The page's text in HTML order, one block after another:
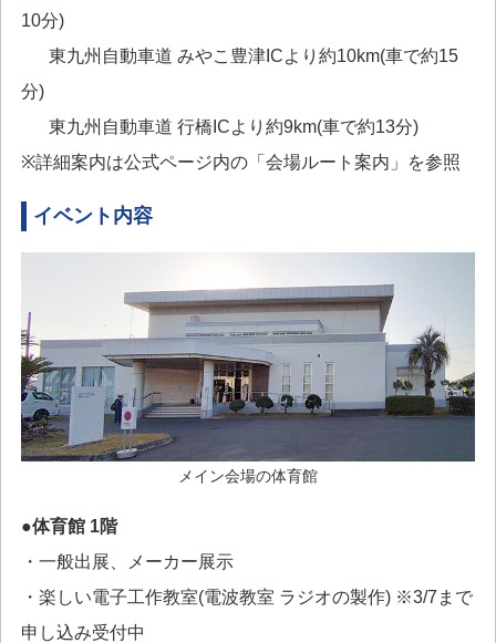
10分)
東九州自動車道 みやこ豊津ICより約10km(車で約15
分)
東九州自動車道 行橋ICより約9km(車で約13分)
※詳細案内は公式ページ内の「会場ルート案内」を参照
イベント内容
メイン会場の体育館
●体育館 1階
・一般出展、メーカー展示
・楽しい電子工作教室(電波教室 ラジオの製作) ※3/7まで
申し込み受付中